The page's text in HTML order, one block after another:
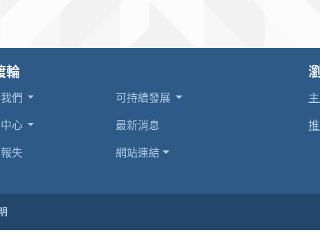
輪
們
可持續發展
心
最新消息
失
網站連結